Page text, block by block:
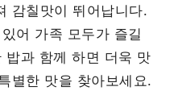
감칠맛이 뛰어납니다.
어 가족 모두가 즐길
밥과 함께 하면 더욱 맛
별한 맛을 찾아보세요.